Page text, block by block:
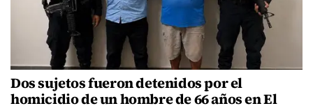
Dos sujetos fueron detenidos por el
homicidio de un hombre de 66 años en El